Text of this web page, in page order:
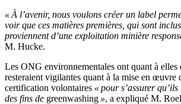
« À l’avenir, nous voulons créer un label
voir que ces matières premières, qui sont
proviennent d’une exploitation minière
M. Hucke.
Les ONG environnementales ont quant à elles
resteraient vigilantes quant à la mise en œuvre
certification volontaires « pour s’assurer
des fins de greenwashing », a expliqué M.